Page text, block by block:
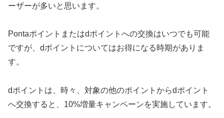
ーザーが多いと思います。
Pontaポイントまたはdポイントへの交換はいつでも可能
ですが、dポイントについてはお得になる時期がありま
す。
dポイントは、時々、対象の他のポイントからdポイント
へ交換すると、10%増量キャンペーンを実施しています。